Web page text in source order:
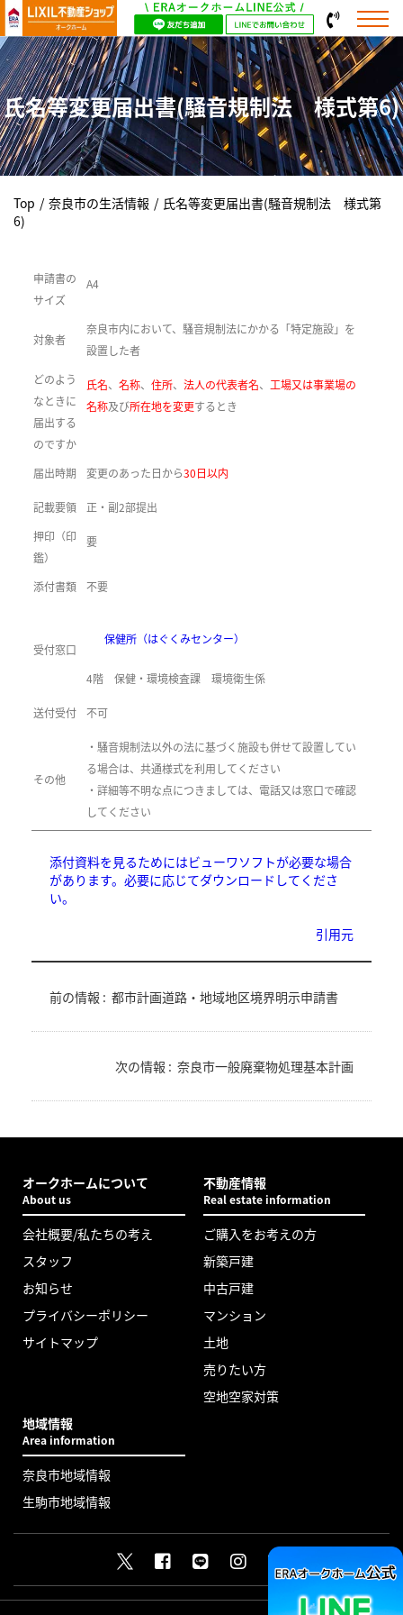
氏名等変更届出書(騒音規制法 様式第6)
Top / 奈良市の生活情報 / 氏名等変更届出書(騒音規制法 様式第
6)
申請書の
サイズ
A4
対象者
奈良市内において、騒音規制法にかかる「特定施設」を
設置した者
どのよう
なときに
届出する
のですか
氏名、 名称、 住所、 法人の代表者名、 工場又は事業場の
名称及び所在地を変更するとき
届出時期 変更のあった日から30日以内
記載要領
正・副2部提出
押印（印
鑑）
要
添付書類 不要
受付窓口
保健所（はぐくみセンター）
4階 保健・環境検査課 環境衛生係
送付受付 不可
その他
・騒音規制法以外の法に基づく施設も併せて設置してい
る場合は、共通様式を利用してください
・詳細等不明な点につきましては、電話又は窓口で確認
してください
添付資料を見るためにはビューワソフトが必要な場合
があります。必要に応じてダウンロードしてくださ
い。
引用元
前の情報 : 都市計画道路・地域地区境界明示申請書
次の情報 : 奈良市一般廃棄物処理基本計画
オークホームについて
About us
会社概要/私たちの考え
スタッフ
お知らせ
プライバシーポリシー
サイトマップ
不動産情報
Real estate information
ご購入をお考えの方
新築戸建
中古戸建
マンション
土地
売りたい方
空地空家対策
地域情報
Area information
奈良市地域情報
生駒市地域情報